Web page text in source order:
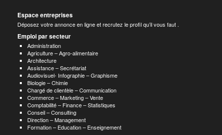
Espace entreprises
Déposez votre annonce en ligne et recrutez le profil qu’il vous faut .
Emploi par secteur
Administration
Agriculture – Agro-alimentaire
Architecture
Assistance – Secrétariat
Audiovisuel- Infographie – Graphisme
Biologie – Chimie
Chargé de clientèle – Communication
Commerce – Marketing – Vente
Comptabilité – Finance – Statistiques
Conseil – Consulting
Direction – Management
Formation – Education – Enseignement